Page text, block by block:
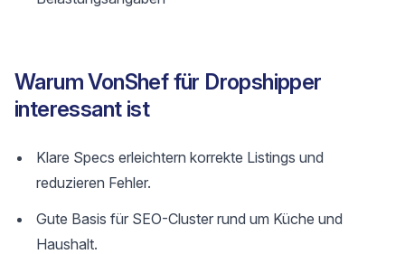
Warum VonShef für Dropshipper
interessant ist
Klare Specs erleichtern korrekte Listings und
reduzieren Fehler.
Gute Basis für SEO-Cluster rund um Küche und
Haushalt.